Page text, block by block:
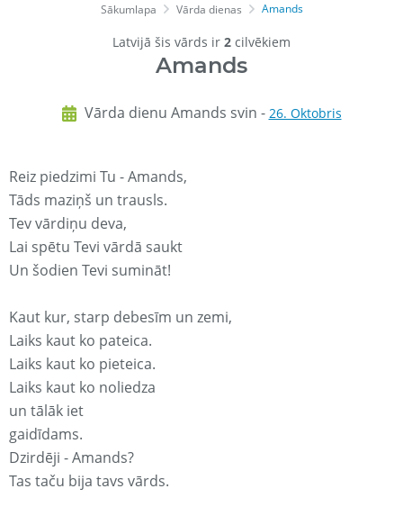
Sākumlapa Vārda dienas Amands
Latvijā šis vārds ir 2 cilvēkiem
Amands
Vārda dienu Amands svin - 26. Oktobris
Reiz piedzimi Tu - Amands,
Tāds maziņš un trausls.
Tev vārdiņu deva,
Lai spētu Tevi vārdā saukt
Un šodien Tevi sumināt!
Kaut kur, starp debesīm un zemi,
Laiks kaut ko pateica.
Laiks kaut ko pieteica.
Laiks kaut ko noliedza
un tālāk iet
gaidīdams.
Dzirdēji - Amands?
Tas taču bija tavs vārds.